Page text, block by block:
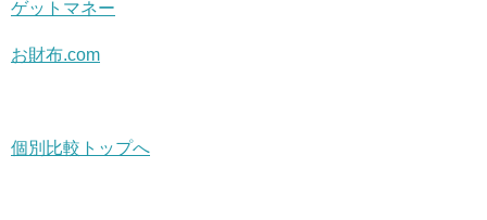
ゲットマネー
お財布.com
個別比較トップへ